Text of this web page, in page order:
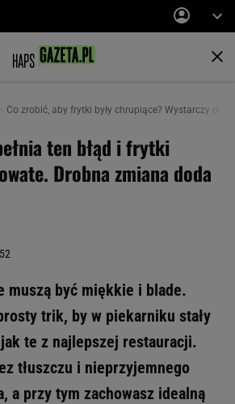
Co zrobić, aby frytki były chrupiące? Wystarczy
ten błąd i frytki
Drobna zmiana doda
muszą być miękkie i blade.
trik, by w piekarniku stały
te z najlepszej restauracji.
tłuszczu i nieprzyjemnego
a przy tym zachowasz idealną